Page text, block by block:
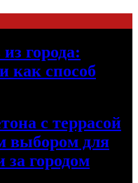
города:
как способ
с террасой
выбором для
городом